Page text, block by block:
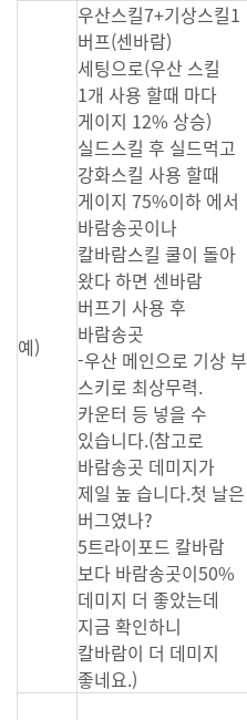
예)
우산스킬7+기상스킬1
버프(센바람)
세팅으로(우산 스킬
1개 사용 할때 마다
게이지 12% 상승)
실드스킬 후 실드먹고
강화스킬 사용 할때
게이지 75%이하 에서
바람송곳이나
칼바람스킬 쿨이 돌아
왔다 하면 센바람
버프기 사용 후
바람송곳
-우산 메인으로 기상 부
스키로 최상무력.
카운터 등 넣을 수
있습니다.(참고로
바람송곳 데미지가
제일 높 습니다.첫 날은
버그였나?
5트라이포드 칼바람
보다 바람송곳이50%
데미지 더 좋았는데
지금 확인하니
칼바람이 더 데미지
좋네요.)